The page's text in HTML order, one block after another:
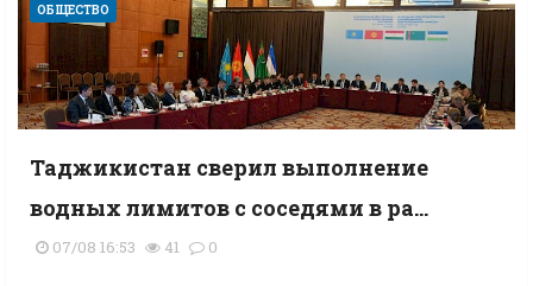
ОБЩЕСТВО
Таджикистан сверил выполнение
водных лимитов с соседями в ра...
07/08 16:53 41 0